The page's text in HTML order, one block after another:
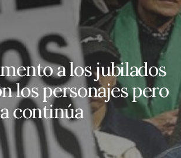
a los jubilados
los personajes pero
continúa